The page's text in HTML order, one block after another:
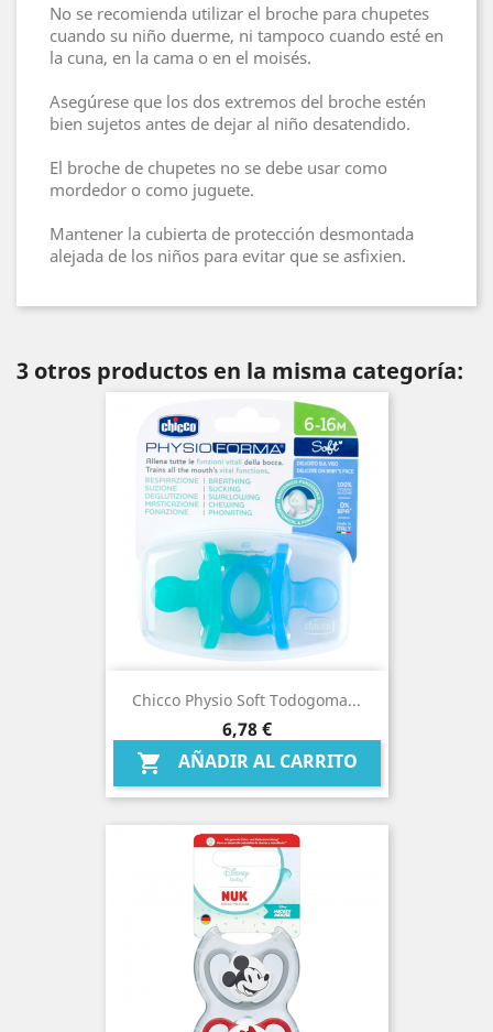
No se recomienda utilizar el broche para chupetes
cuando su niño duerme, ni tampoco cuando esté en
la cuna, en la cama o en el moisés.
Asegúrese que los dos extremos del broche estén
bien sujetos antes de dejar al niño desatendido.
El broche de chupetes no se debe usar como
mordedor o como juguete.
Mantener la cubierta de protección desmontada
alejada de los niños para evitar que se asfixien.
3 otros productos en la misma categoría:
Chicco Physio Soft Todogoma...
Precio
6,78 €
 AÑADIR AL CARRITO